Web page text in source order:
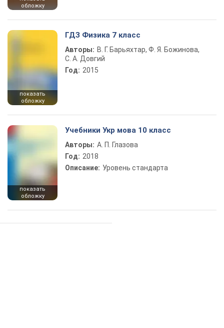
обложку
показать
обложку
ГДЗ Физика 7 класс
Авторы: В. Г. Барьяхтар, Ф. Я. Божинова,
С. А. Довгий
Год: 2015
показать
обложку
Учебники Укр мова 10 класс
Авторы: А. П. Глазова
Год: 2018
Описание: Уровень стандарта